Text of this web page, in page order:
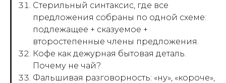
Стерильный синтаксис, где все
предложения собраны по одной схеме:
подлежащее + сказуемое +
второстепенные члены предложения.
Кофе как дежурная бытовая деталь.
Почему не чай?
Фальшивая разговорность: «ну», «короче»,